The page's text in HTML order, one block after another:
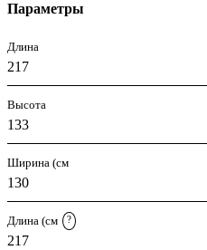
Параметры
Длина
217
Высота
133
Ширина (см
130
Длина (см ?
217